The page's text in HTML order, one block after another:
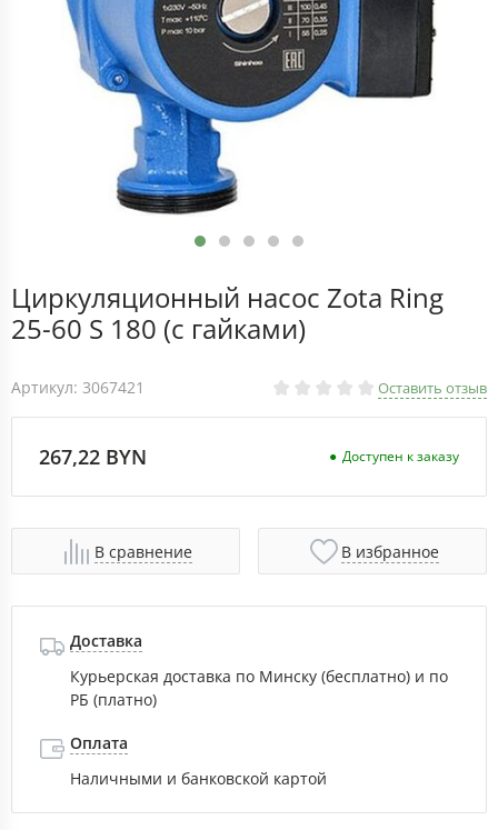
Циркуляционный насос Zota Ring
25-60 S 180 (с гайками)
Артикул: 3067421 Оставить отзыв
267,22 BYN Доступен к заказу
В сравнение В избранное
Доставка
Курьерская доставка по Минску (бесплатно) и по
РБ (платно)
Оплата
Наличными и банковской картой